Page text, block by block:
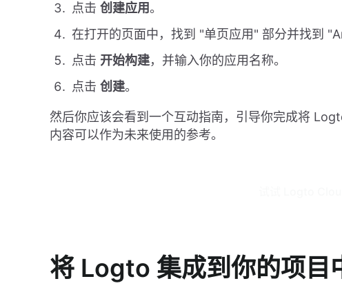
点击 创建应用。
在打开的页面中，找到 "单页应用" 部分并找到
点击 开始构建，并输入你的应用名称。
点击 创建。
然后你应该会看到一个互动指南，引导你完成将
内容可以作为未来使用的参考。
将 Logto 集成到你的项目